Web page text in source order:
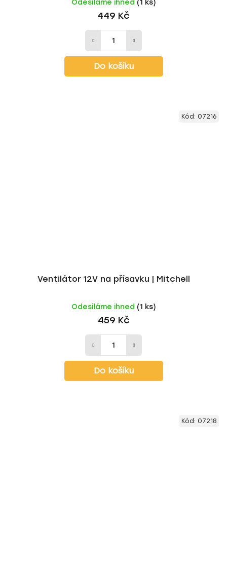
Odesíláme ihned (1 ks)
449 Kč
Do košíku
Ventilátor 12V na přísavku | Mitchell
Odesíláme ihned (1 ks)
459 Kč
Do košíku
Kód: 07216
Kód: 07218